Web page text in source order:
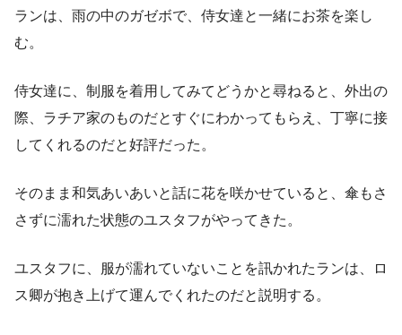
ランは、雨の中のガゼボで、侍女達と一緒にお茶を楽し
む。
侍女達に、制服を着用してみてどうかと尋ねると、外出の
際、ラチア家のものだとすぐにわかってもらえ、丁寧に接
してくれるのだと好評だった。
そのまま和気あいあいと話に花を咲かせていると、傘もさ
さずに濡れた状態のユスタフがやってきた。
ユスタフに、服が濡れていないことを訊かれたランは、ロ
ス卿が抱き上げて運んでくれたのだと説明する。